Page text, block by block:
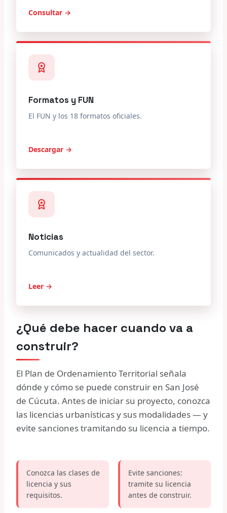
Consultar →
Formatos y FUN
El FUN y los 18 formatos oficiales.
Descargar →
Noticias
Comunicados y actualidad del sector.
Leer →
¿Qué debe hacer cuando va a
construir?
El Plan de Ordenamiento Territorial señala
dónde y cómo se puede construir en San José
de Cúcuta. Antes de iniciar su proyecto, conozca
las licencias urbanísticas y sus modalidades — y
evite sanciones tramitando su licencia a tiempo.
Conozca las clases de
licencia y sus
requisitos.
Evite sanciones:
tramite su licencia
antes de construir.